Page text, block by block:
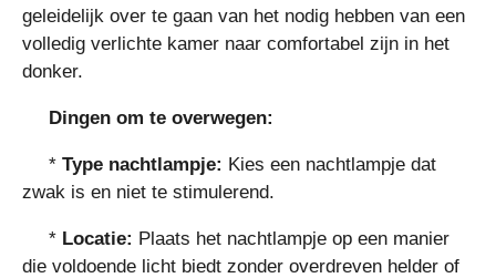
geleidelijk over te gaan van het nodig hebben van een
volledig verlichte kamer naar comfortabel zijn in het
donker.
Dingen om te overwegen:
* Type nachtlampje: Kies een nachtlampje dat
zwak is en niet te stimulerend.
* Locatie: Plaats het nachtlampje op een manier
die voldoende licht biedt zonder overdreven helder of